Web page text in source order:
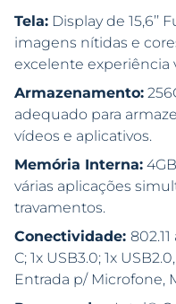
Tela: Display de 15,6’’
imagens nítidas e
excelente experiência
Armazenamento:
adequado para
vídeos e aplicativos.
Memória Interna:
várias aplicações
travamentos.
Conectividade:
C; 1x USB3.0; 1x
Entrada p/ Microfone,